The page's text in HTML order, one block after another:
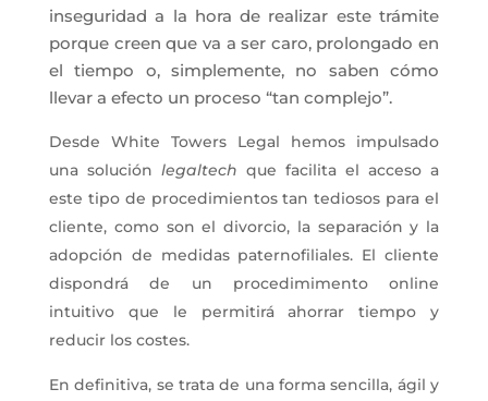
inseguridad a la hora de realizar este trámite
porque creen que va a ser caro, prolongado en
el tiempo o, simplemente, no saben cómo
llevar a efecto un proceso “tan complejo”.
Desde White Towers Legal hemos impulsado
una solución legaltech que facilita el acceso a
este tipo de procedimientos tan tediosos para el
cliente, como son el divorcio, la separación y la
adopción de medidas paternofiliales. El cliente
dispondrá de un procedimimento online
intuitivo que le permitirá ahorrar tiempo y
reducir los costes.
En definitiva, se trata de una forma sencilla, ágil y